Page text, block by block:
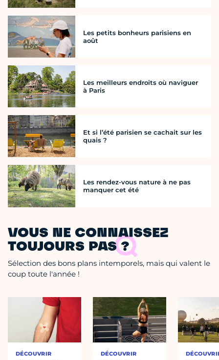
Les petits bonheurs parisiens en
août
Les meilleurs endroits où naviguer
à Paris
Et si l’été parisien se cachait sur les
quais ?
Les rendez-vous nature à ne pas
manquer cet été
VOUS NE CONNAISSEZ
TOUJOURS PAS ?
Sélection des bons plans intemporels, mais qui valent le
coup toute l'année !
DÉCOUVRIR DÉCOUVRIR